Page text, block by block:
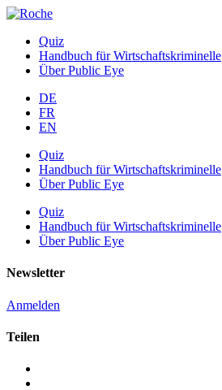
Quiz
Handbuch für Wirtschaftskriminelle
Über Public Eye
DE
FR
EN
Quiz
Handbuch für Wirtschaftskriminelle
Über Public Eye
Quiz
Handbuch für Wirtschaftskriminelle
Über Public Eye
Newsletter
Anmelden
Teilen